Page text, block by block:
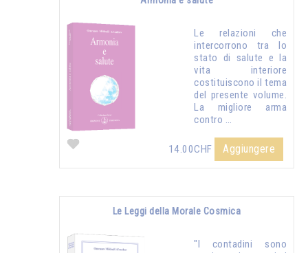
Le relazioni che
intercorrono tra lo
stato di salute e la
vita interiore
costituiscono il tema
del presente volume.
La migliore arma
contro …
14.00CHF Aggiungere
Le Leggi della Morale Cosmica
"I contadini sono